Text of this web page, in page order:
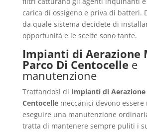
carica di ossigeno e priva di batteri.
da quale sistema decidete di
opportunità e le scelte sono tante.
Impianti di Aerazione
Parco Di Centocelle e
manutenzione
Trattandosi di Impianti di
Centocellemeccanici devono essere
eseguire una manutenzione
tratta di mantenere sempre puliti i